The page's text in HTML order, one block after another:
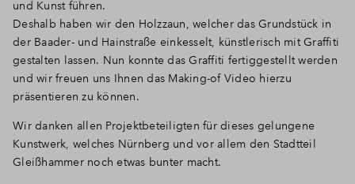
und Kunst führen.
Deshalb haben wir den Holzzaun, welcher das Grundstück in
der Baader- und Hainstraße einkesselt, künstlerisch mit Graffiti
gestalten lassen. Nun konnte das Graffiti fertiggestellt werden
und wir freuen uns Ihnen das Making-of Video hierzu
präsentieren zu können.
Wir danken allen Projektbeteiligten für dieses gelungene
Kunstwerk, welches Nürnberg und vor allem den Stadtteil
Gleißhammer noch etwas bunter macht.